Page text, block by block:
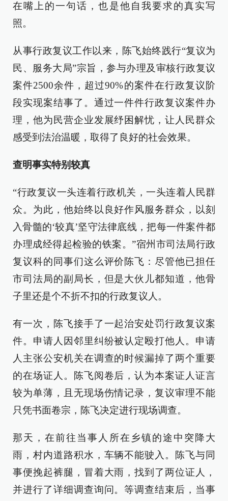
在嘴上的一句话，也是他自我要求的真实写
照。
从事行政复议工作以来，陈飞始终践行“复议为
民、服务大局”宗旨，参与办理及审核行政复议
案件2500余件，超过90%的案件在行政复议阶
段实现案结事了。通过一件件行政复议案件办
理，他为民营企业发展纾困解忧，让人民群众
感受到法治温暖，取得了良好的社会效果。
查明事实特别较真
“行政复议一头连着行政机关，一头连着人民群
众。为此，他始终以良好作风服务群众，以刻
入骨髓的‘较真’坚守法律底线，把每一件案件都
办理成经得起检验的铁案。”宿州市司法局行政
复议科的同事们这么评价陈飞：尽管他已担任
市司法局的副局长，但是大伙儿都知道，他骨
子里还是个不折不扣的行政复议人。
有一次，陈飞接手了一起治安处罚行政复议案
件。申请人因邻里纠纷被认定殴打他人。申请
人主张公安机关在调查的时候漏掉了两个重要
的在场证人。陈飞阅卷后，认为本案证人证言
较为单薄，且无现场伤情记录，复议审理不能
只凭书面卷宗，陈飞决定进行现场调查。
那天，在前往当事人所在乡镇的途中突降大
雨，村内道路积水，车辆不能驶入。陈飞与同
事便挽起裤腿，冒着大雨，找到了两位证人，
并进行了详细调查询问。等调查结束后，当事